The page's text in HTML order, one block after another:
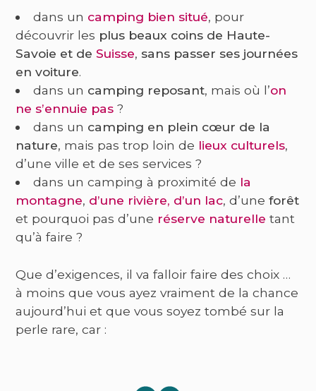
dans un camping bien situé, pour
découvrir les plus beaux coins de Haute-
Savoie et deSuisse, sans passer ses journées
en voiture.
dans un camping reposant, mais où l’on
ne s’ennuie pas ?
dans un camping en plein cœur de la
nature, mais pas trop loin de lieux culturels,
d’une ville et de ses services ?
dans un camping à proximité de la
montagne, d’une rivière, d’un lac, d’uneforêt
et pourquoi pas d’une réserve naturelle tant
qu’à faire ?
Que d’exigences, il va falloir faire des choix …
à moins que vous ayez vraiment de la chance
aujourd’hui et que vous soyez tombé sur la
perle rare, car :